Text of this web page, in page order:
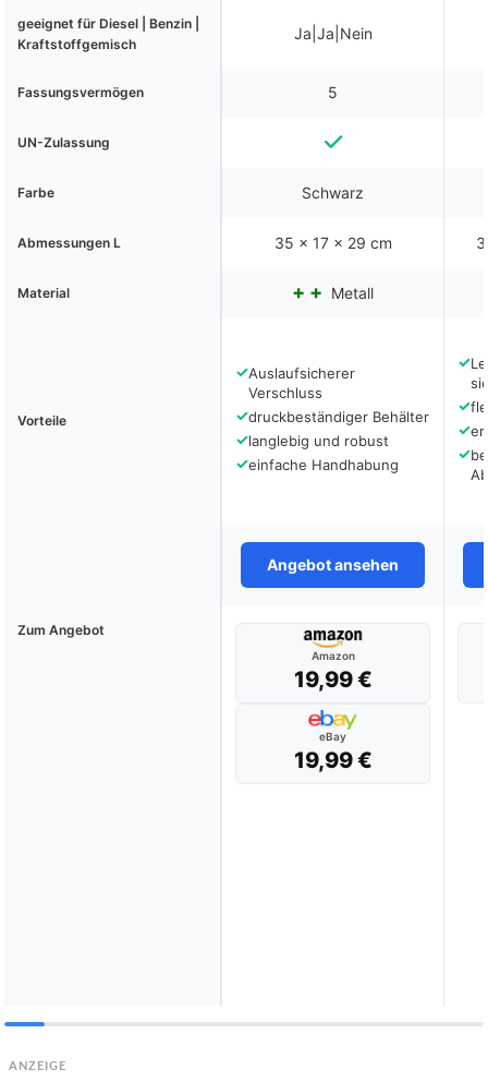
geeignet für Diesel | Benzin |
Kraftstoffgemisch
Ja|Ja|Nein
Fassungsvermögen 5
UN-Zulassung
Farbe Schwarz
Abmessungen L 35 x 17 x 29 cm
Material Metall
Vorteile
✓Auslaufsicherer
Verschluss
✓druckbeständiger Behälter
✓langlebig und robust
✓einfache Handhabung
✓
✓
✓
✓
Angebot ansehen
Zum Angebot
Amazon
19,99 €
eBay
19,99 €
ANZEIGE